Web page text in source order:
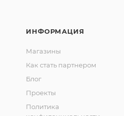
ИНФОРМАЦИЯ
Магазины
Как стать партнером
Блог
Проекты
Политика